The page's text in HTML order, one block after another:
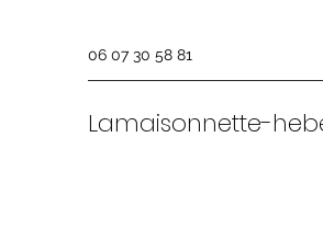
06 07 30 58 81
Lamaisonnette-